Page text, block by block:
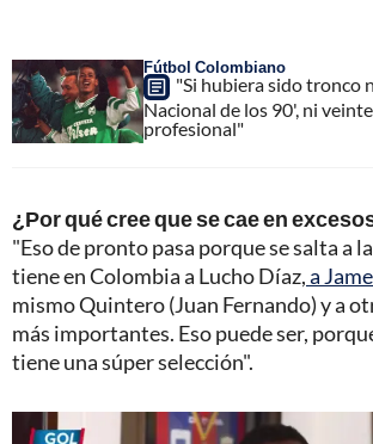
Fútbol Colombiano
"Si hubiera sido tronco
Nacional de los 90', ni
profesional"
¿Por qué cree que se cae en
"Eso de pronto pasa porque se salta a
tiene en Colombia a Lucho Díaz,a
mismo Quintero (Juan Fernando) y a
más importantes. Eso puede ser,
tiene una súper selección".